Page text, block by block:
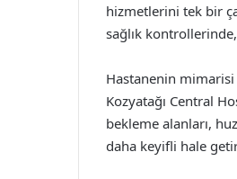
hizmetlerini tek bir
sağlık
Hastanenin
Kozyatağı Central
bekleme alanları,
daha keyifli hale